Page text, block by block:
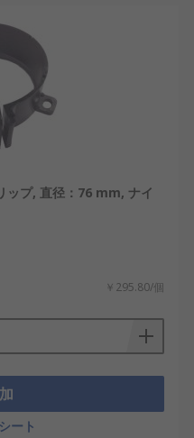
ップ, 直径：76 mm, ナイ
￥295.80/個
ート